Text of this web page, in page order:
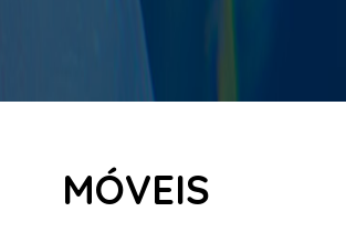
MÓVEIS